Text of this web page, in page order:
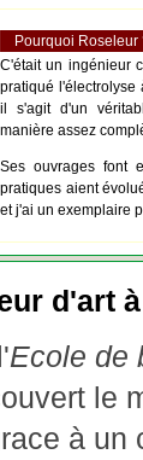
Pourquoi Roseleur
C'était un ingénieur
pratiqué l'électrolyse
il s'agit d'un
manière assez
Ses ouvrages font
pratiques aient
et j'ai un exemplaire
d'art
Ecole de
le
à un